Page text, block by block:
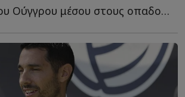
Η δέσμευση του Ούγγρου μέσου στους οπαδούς τ...